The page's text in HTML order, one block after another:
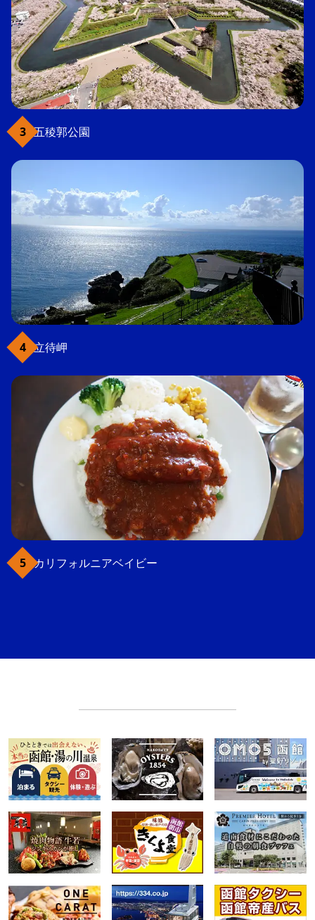
五稜郭公園
立待岬
カリフォルニアベイビー